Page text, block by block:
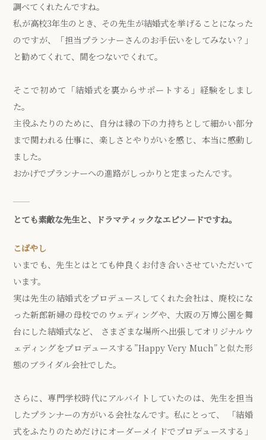
調べてくれたんですね。
私が高校3年生のとき、その先生が結婚式を挙げることになった
のですが、「担当プランナーさんのお手伝いをしてみない？」
と勧めてくれて、間をつないでくれて。
そこで初めて「結婚式を裏からサポートする」経験をしまし
た。
主役ふたりのために、自分は縁の下の力持ちとして細かい部分
まで関われる仕事に、楽しさとやりがいを感じ、本当に感動し
ました。
おかげでプランナーへの進路がしっかりと定まったんです。
とても素敵な先生と、ドラマティックなエピソードですね。
こばやし
いまでも、先生とはとても仲良くお付き合いさせていただいて
います。
実は先生の結婚式をプロデュースしてくれた会社は、廃校にな
った新郎新婦の母校でのウェディングや、大阪の万博公園を舞
台にした結婚式など、 さまざまな場所へ出張してオリジナルウ
ェディングをプロデュースする”Happy Very Much”と似た形
態のブライダル会社でした。
さらに、専門学校時代にアルバイトしていたのは、先生を担当
したプランナーの方がいる会社なんです。私にとって、 「結婚
式をふたりのためだけにオーダーメイドでプロデュースする」